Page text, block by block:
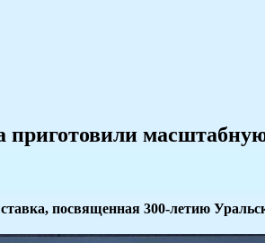
приготовили
посвященная 300-летию